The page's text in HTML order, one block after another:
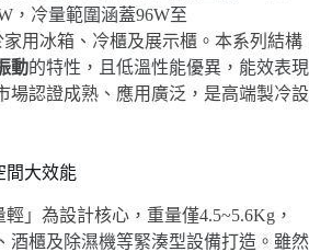
，冷量範圍涵蓋96W至
家用冰箱、冷櫃及展示櫃。本系列結構
動的特性，且低溫性能優異，能效表現
場認證成熟、應用廣泛，是高端製冷設
間大效能
」為設計核心，重量僅4.5~5.6Kg，
酒櫃及除濕機等緊湊型設備打造。雖然